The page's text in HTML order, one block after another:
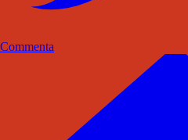
Commenta